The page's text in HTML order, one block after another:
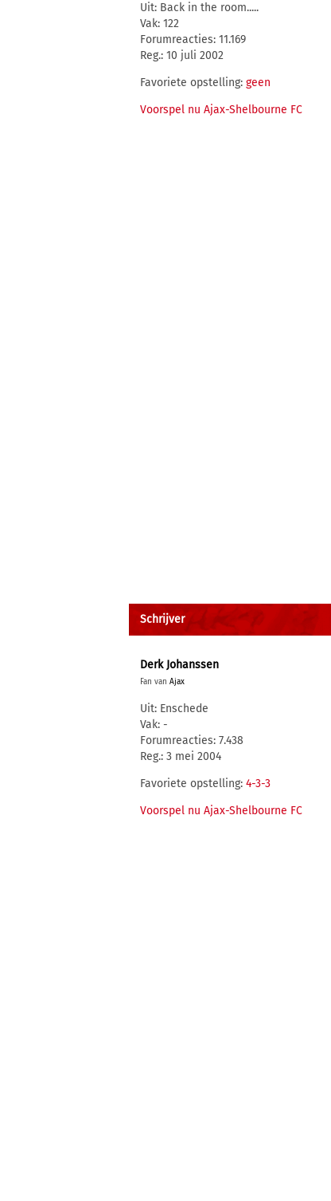
Uit: Back in the room.....
Vak: 122
Forumreacties: 11.169
Reg.: 10 juli 2002
Favoriete opstelling: geen
Voorspel nu Ajax-Shelbourne FC
Schrijver
Derk Johanssen
Fan van Ajax
Uit: Enschede
Vak: -
Forumreacties: 7.438
Reg.: 3 mei 2004
Favoriete opstelling: 4-3-3
Voorspel nu Ajax-Shelbourne FC